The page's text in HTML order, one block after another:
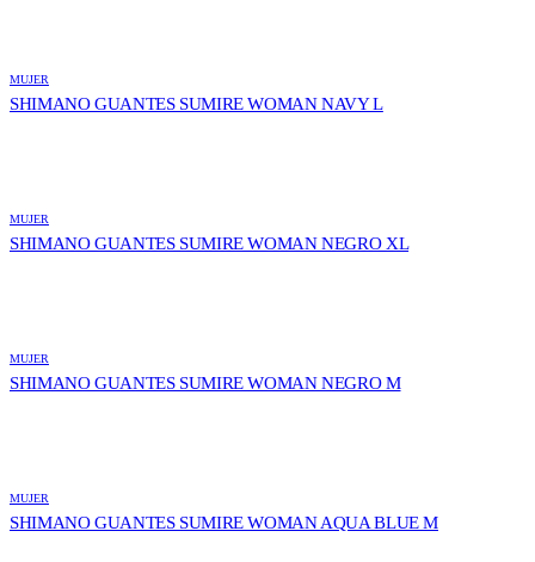
MUJER
SHIMANO GUANTES SUMIRE WOMAN NAVY L
MUJER
SHIMANO GUANTES SUMIRE WOMAN NEGRO XL
MUJER
SHIMANO GUANTES SUMIRE WOMAN NEGRO M
MUJER
SHIMANO GUANTES SUMIRE WOMAN AQUA BLUE M